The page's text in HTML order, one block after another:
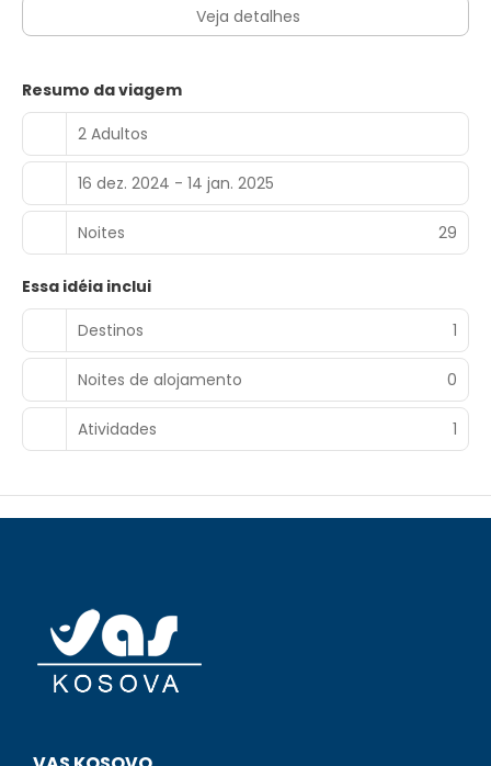
Veja detalhes
Resumo da viagem
2 Adultos
16 dez. 2024 - 14 jan. 2025
Noites 29
Essa idéia inclui
Destinos
1
Noites de alojamento 0
Atividades 1